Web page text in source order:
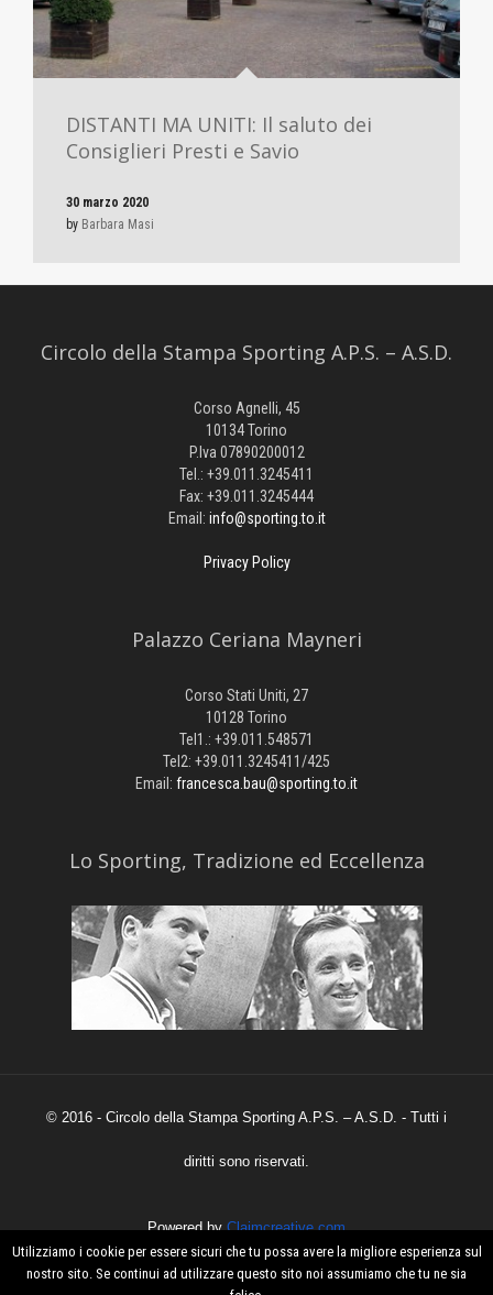
DISTANTI MA UNITI: Il saluto dei
Consiglieri Presti e Savio
30 marzo 2020
by Barbara Masi
Circolo della Stampa Sporting A.P.S. – A.S.D.
Corso Agnelli, 45
10134 Torino
P.Iva 07890200012
Tel.: +39.011.3245411
Fax: +39.011.3245444
Email: info@sporting.to.it
Privacy Policy
Palazzo Ceriana Mayneri
Corso Stati Uniti, 27
10128 Torino
Tel1.: +39.011.548571
Tel2: +39.011.3245411/425
Email: francesca.bau@sporting.to.it
​Lo Sporting, Tradizione ed Eccellenza
© 2016 - Circolo della Stampa Sporting A.P.S. – A.S.D. - Tutti i
diritti sono riservati.
Powered byClaimcreative.com
Utilizziamo i cookie per essere sicuri che tu possa avere la migliore esperienza sul
nostro sito. Se continui ad utilizzare questo sito noi assumiamo che tu ne sia